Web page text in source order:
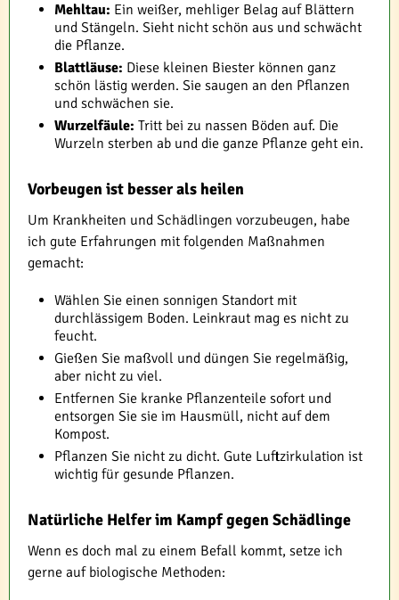
Mehltau: Ein weißer, mehliger Belag auf Blättern
und Stängeln. Sieht nicht schön aus und schwächt
die Pflanze.
Blattläuse: Diese kleinen Biester können ganz
schön lästig werden. Sie saugen an den Pflanzen
und schwächen sie.
Wurzelfäule: Tritt bei zu nassen Böden auf. Die
Wurzeln sterben ab und die ganze Pflanze geht ein.
Vorbeugen ist besser als heilen
Um Krankheiten und Schädlingen vorzubeugen, habe
ich gute Erfahrungen mit folgenden Maßnahmen
gemacht:
Wählen Sie einen sonnigen Standort mit
durchlässigem Boden. Leinkraut mag es nicht zu
feucht.
Gießen Sie maßvoll und düngen Sie regelmäßig,
aber nicht zu viel.
Entfernen Sie kranke Pflanzenteile sofort und
entsorgen Sie sie im Hausmüll, nicht auf dem
Kompost.
Pflanzen Sie nicht zu dicht. Gute Luftzirkulation ist
wichtig für gesunde Pflanzen.
Natürliche Helfer im Kampf gegen Schädlinge
Wenn es doch mal zu einem Befall kommt, setze ich
gerne auf biologische Methoden: